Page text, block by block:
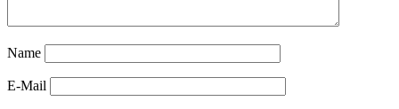
Name
E-Mail